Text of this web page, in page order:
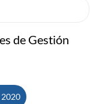
de Gestión